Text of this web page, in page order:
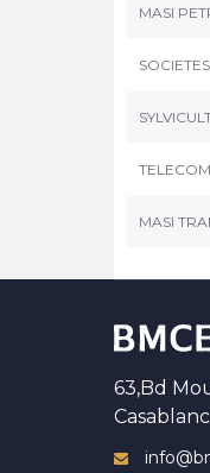
MASI
MASI
63,Bd